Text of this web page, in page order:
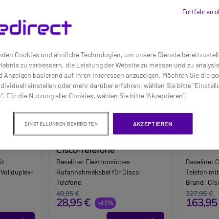
Cisco-Telefone
Baseline: Elektronsiches
Rufannahmekabel für Cisco
Telefone
Brand:EPOS
Long_description:
EPOS elektronische Rufannahme
48,95 €
28,95 € -41%
Cisco
Baseline:
Telefon
Brand:
Cisco 7841
Steigern
327,95 €
Cookies und ähnliche Technologien, um unsere Dienste
zu verbessern, die Leistung der Website zu messen und zu
Anzeigen basierend auf Ihren Interessen anzuzeigen. Möchten Sie die
einstellen oder mehr darüber erfahren, wählen Sie bitte
Für die Nutzung aller Cookies, wählen Sie bitte "Akzeptieren".
EINSTELLUNGEN BEARBEITEN AKZEPTIEREN
Fortfahren